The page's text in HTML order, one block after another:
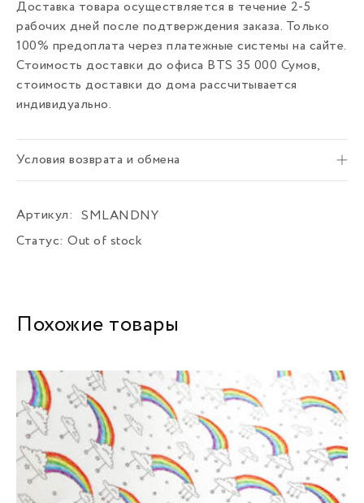
Доставка товара осуществляется в течение 2-5
рабочих дней после подтверждения заказа. Только
100% предоплата через платежные системы на сайте.
Стоимость доставки до офиса BTS 35 000 Сумов,
стоимость доставки до дома рассчитывается
индивидуально.
Условия возврата и обмена
Артикул:
SMLANDNY
Статус: Out of stock
Похожие товары